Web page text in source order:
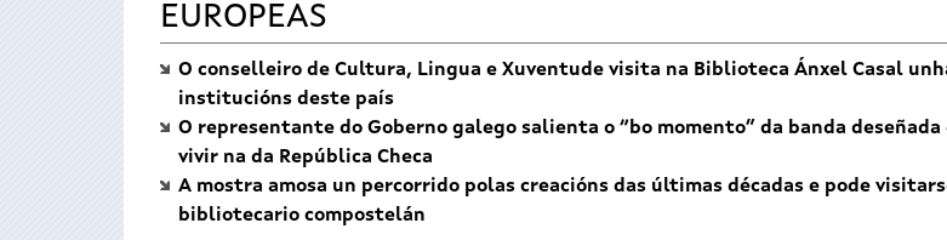
EUROPEAS
O conselleiro de Cultura, Lingua e Xuventude visita na Biblioteca Ánxel Casal
institucións deste país
O representante do Goberno galego salienta o “bo momento” da banda
vivir na da República Checa
A mostra amosa un percorrido polas creacións das últimas décadas e pode
bibliotecario compostelán